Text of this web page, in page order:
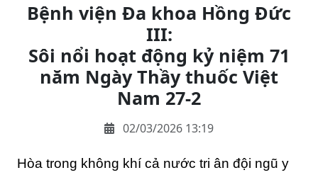
Bệnh viện Đa khoa Hồng Đức
III:
Sôi nổi hoạt động kỷ niệm 71
năm Ngày Thầy thuốc Việt
Nam 27-2
02/03/2026 13:19
Hòa trong không khí cả nước tri ân đội ngũ y